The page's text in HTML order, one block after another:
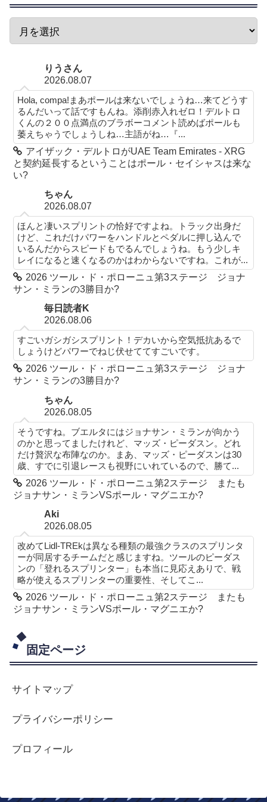
りうさん
2026.08.07
Hola, compa!まあポールは来ないでしょうね…来てどうす
るんだいって話ですもんね。添削赤入れゼロ！デルトロ
くんの２００点満点のブラボーコメント読めばポールも
萎えちゃうでしょうしね…主語がね…『...
アイザック・デルトロがUAE Team Emirates - XRG
と契約延長するということはポール・セイシャスは来な
い?
ちゃん
2026.08.07
ほんと凄いスプリントの恰好ですよね。トラック出身だ
けど、これだけパワーをハンドルとペダルに押し込んで
いるんだからスピードもでるんでしょうね。もう少しキ
レイになると速くなるのかはわからないですね。これが...
2026 ツール・ド・ポローニュ第3ステージ ジョナ
サン・ミランの3勝目か?
毎日読者K
2026.08.06
すごいガシガシスプリント！デカいから空気抵抗あるで
しょうけどパワーでねじ伏せててすごいです。
2026 ツール・ド・ポローニュ第3ステージ ジョナ
サン・ミランの3勝目か?
ちゃん
2026.08.05
そうですね。ブエルタにはジョナサン・ミランが向かう
のかと思ってましたけれど、マッズ・ピーダスン。どれ
だけ贅沢な布陣なのか。まあ、マッズ・ピーダスンは30
歳、すでに引退レースも視野にいれているので、勝て...
2026 ツール・ド・ポローニュ第2ステージ またも
ジョナサン・ミランVSポール・マグニエか?
Aki
2026.08.05
改めてLidl-TREkは異なる種類の最強クラスのスプリンタ
ーが同居するチームだと感じますね。ツールのピーダス
ンの「登れるスプリンター」も本当に見応えありで、戦
略が使えるスプリンターの重要性、そしてこ...
2026 ツール・ド・ポローニュ第2ステージ またも
ジョナサン・ミランVSポール・マグニエか?
固定ページ
サイトマップ
プライバシーポリシー
プロフィール